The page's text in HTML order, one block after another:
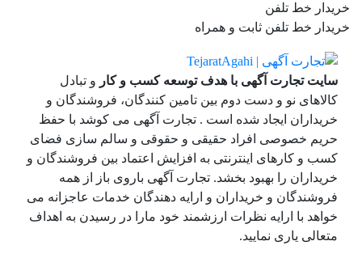
خریدار خط تلفن
خریدار خط تلفن ثابت و همراه
سایت تجارت آگهی با هدف توسعه کسب و کار و تبادل
کالاهای نو و دست دوم بین تامین کنندگان، فروشندگان و
خریداران ایجاد شده است . تجارت آگهی می کوشد با حفظ
حریم خصوصی افراد حقیقی و حقوقی و سالم سازی فضای
کسب و کارهای اینترنتی به افزایش اعتماد بین فروشندگان و
خریداران را بهبود بخشد. تجارت آگهی باروی باز از همه
فروشندگان و خریداران و ارایه دهندگان خدمات عاجزانه می
خواهد با ارایه نظرات ارزشمند خود مارا در رسیدن به اهداف
متعالی یاری نمایید.